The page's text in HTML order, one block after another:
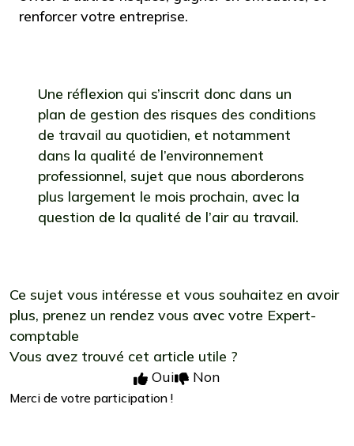
renforcer votre entreprise.
Une réflexion qui s’inscrit donc dans un
plan de gestion des risques des conditions
de travail au quotidien, et notamment
dans la qualité de l’environnement
professionnel, sujet que nous aborderons
plus largement le mois prochain, avec la
question de la qualité de l’air au travail.
Ce sujet vous intéresse et vous souhaitez en avoir
plus, prenez un rendez vous avec votre Expert-
comptable
Vous avez trouvé cet article utile ?
Oui
Non
Merci de votre participation !